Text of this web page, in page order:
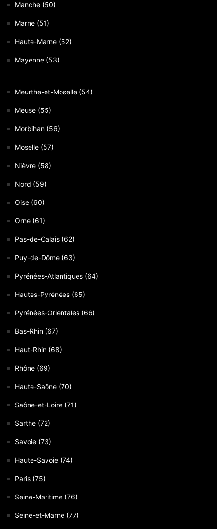
Manche (50)
Marne (51)
Haute-Marne (52)
Mayenne (53)
Meurthe-et-Moselle (54)
Meuse (55)
Morbihan (56)
Moselle (57)
Nièvre (58)
Nord (59)
Oise (60)
Orne (61)
Pas-de-Calais (62)
Puy-de-Dôme (63)
Pyrénées-Atlantiques (64)
Hautes-Pyrénées (65)
Pyrénées-Orientales (66)
Bas-Rhin (67)
Haut-Rhin (68)
Rhône (69)
Haute-Saône (70)
Saône-et-Loire (71)
Sarthe (72)
Savoie (73)
Haute-Savoie (74)
Paris (75)
Seine-Maritime (76)
Seine-et-Marne (77)